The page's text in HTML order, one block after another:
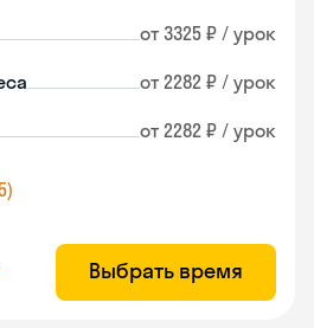
от 3325 ₽ / урок
от 2282 ₽ / урок
от 2282 ₽ / урок
Выбрать время